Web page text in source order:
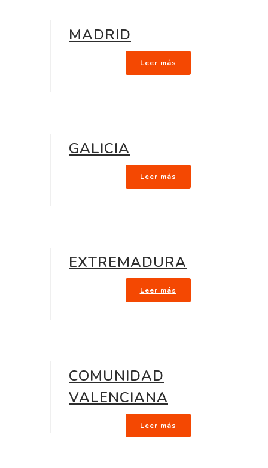
MADRID
Leer más
GALICIA
Leer más
EXTREMADURA
Leer más
COMUNIDAD
VALENCIANA
Leer más